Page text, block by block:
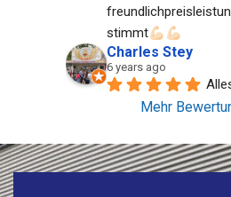
stimmt💪🏻💪🏻
Charles Stey
6 years ago
Mehr